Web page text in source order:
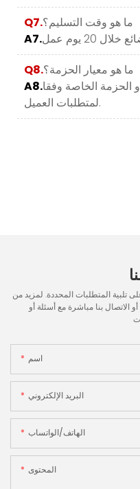
Q7.ما هو وقت التسليم؟
A7.
Q8.ما هو معيار الحزمة؟
A8.الحزمة الخاصة وفقا
لمتطلبات العميل.
تلبية المتطلبات المحددة. لمزيد من
الاتصال بنا مباشرة مع أسئلة أو
اسم
البريد الإلكتروني
الهاتف/الواتساب
المحتوى